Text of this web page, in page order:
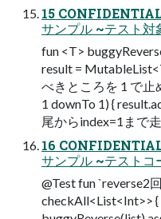
15
サンプル ~テスト対
fun <T>
result =
べきところを 1 で止
1 downTo 1) {
尾からindex=1まで
16
サンプル ~テストコ
@Test fun `reverse2
checkAll<List<Int>> {